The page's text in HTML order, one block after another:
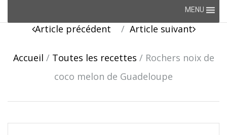
MENU
Article précédent Article suivant
Accueil / Toutes les recettes / Rochers noix de
coco melon de Guadeloupe